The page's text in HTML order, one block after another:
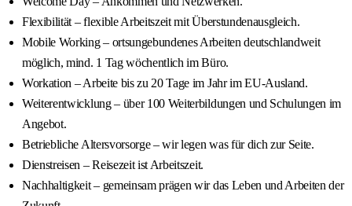
Flexibilität – flexible Arbeitszeit mit Überstundenausgleich.
Mobile Working – ortsungebundenes Arbeiten deutschlandweit
möglich, mind. 1 Tag wöchentlich im Büro.
Workation – Arbeite bis zu 20 Tage im Jahr im EU-Ausland.
Weiterentwicklung – über 100 Weiterbildungen und Schulungen im
Angebot.
Betriebliche Altersvorsorge – wir legen was für dich zur Seite.
Dienstreisen – Reisezeit ist Arbeitszeit.
Nachhaltigkeit – gemeinsam prägen wir das Leben und Arbeiten der